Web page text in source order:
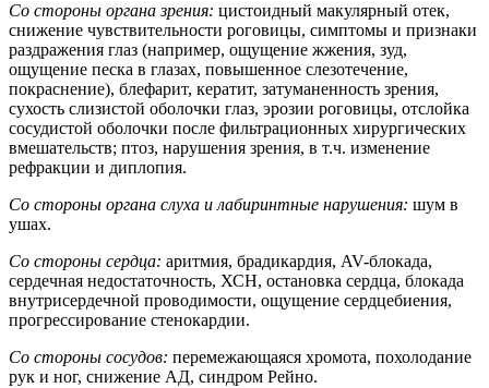
Со стороны органа зрения: цистоидный макулярный отек,
снижение чувствительности роговицы, симптомы и признаки
раздражения глаз (например, ощущение жжения, зуд,
ощущение песка в глазах, повышенное слезотечение,
покраснение), блефарит, кератит, затуманенность зрения,
сухость слизистой оболочки глаз, эрозии роговицы, отслойка
сосудистой оболочки после фильтрационных хирургических
вмешательств; птоз, нарушения зрения, в т.ч. изменение
рефракции и диплопия.
Со стороны органа слуха и лабиринтные нарушения: шум в
ушах.
Со стороны сердца: аритмия, брадикардия, AV-блокада,
сердечная недостаточность, ХСН, остановка сердца, блокада
внутрисердечной проводимости, ощущение сердцебиения,
прогрессирование стенокардии.
Со стороны сосудов: перемежающаяся хромота, похолодание
рук и ног, снижение АД, синдром Рейно.